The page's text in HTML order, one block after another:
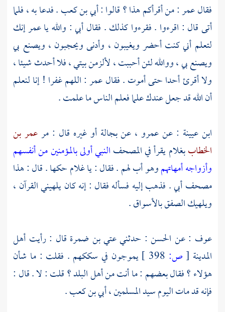
فقالعمر: من أقرأكم هذا ؟ قالوا :أبي بن كعب. فدعا به ، فلما
أتى قال : اقرءوا . فقرءوا كذلك . فقالأبي: والله ياعمرإنك
لتعلم أني كنت أحضر ويغيبون ، وأدنى ويحجبون ، ويصنع بي
ويصنع بي ، ووالله لئن أحببت ، لألزمن بيتي ، فلا أحدث شيئا ،
ولا أقرئ أحدا حتى أموت . فقالعمر: اللهم غفرا ! إنا لنعلم
أن الله قد جعل عندك علما فعلم الناس ما علمت .
ابن عيينة : عنعمرو ، عنبجالةأو غيره قال : مرعمر بن
الخطاببغلام يقرأ في المصحفالنبي أولى بالمؤمنين من أنفسهم
وأزواجه أمهاتهموهو أب لهم . فقال : يا غلام حكها . قال : هذا
مصحفأبي. فذهب إليه فسأله فقال : إنه كان يلهيني القرآن ،
ويلهيك الصفق بالأسواق .
عوف : عن الحسن : حدثنيعتي بن ضمرة قال : رأيت أهل
المدينة [ص:
يموجون في سككهم . فقلت : ما شأن
هؤلاء ؟ فقال بعضهم : ما أنت من أهل البلد ؟ قلت : لا . قال :
فإنه قد مات اليوم سيد المسلمين ،أبي بن كعب.